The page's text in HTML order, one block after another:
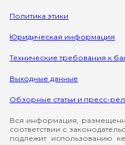
Политика этики
Юридическая информация
Технические требования к
Выходные данные
Обзорные статьи и пресс-
Вся информация,
соответствии с
подлежит использованию